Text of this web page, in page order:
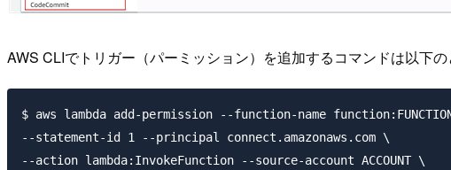
AWS CLIでトリガー（パーミッション）を追加するコマンドは以下の
$ aws lambda add-permission --function-name
--statement-id 1 --principal connect.amazonaws.com \
--action lambda:InvokeFunction --source-account ACCOUNT \